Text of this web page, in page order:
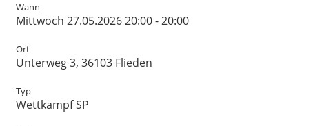
Wann
Mittwoch 27.05.2026 20:00 - 20:00
Ort
Unterweg 3, 36103 Flieden
Typ
Wettkampf SP